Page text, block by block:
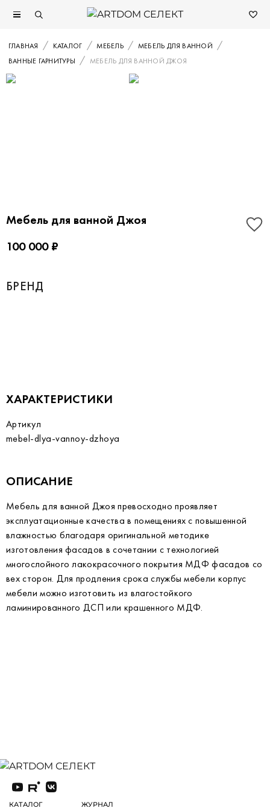
ГЛАВНАЯ КАТАЛОГ МЕБЕЛЬ
МЕБЕЛЬ ДЛЯ ВАННОЙ
ВАННЫЕ ГАРНИТУРЫ
МЕБЕЛЬ ДЛЯ ВАННОЙ ДЖОЯ
Мебель для ванной Джоя
100 000 ₽
БРЕНД
ХАРАКТЕРИСТИКИ
Артикул
mebel-dlya-vannoy-dzhoya
ОПИСАНИЕ
Мебель для ванной Джоя превосходно проявляет
эксплуатационные качества в помещениях с повышенной
влажностью благодаря оригинальной методике
изготовления фасадов в сочетании с технологией
многослойного лакокрасочного покрытия МДФ фасадов со
вех сторон. Для продления срока службы мебели корпус
мебели можно изготовить из влагостойкого
ламинированного ДСП или крашенного МДФ.
КАТАЛОГ ЖУРНАЛ